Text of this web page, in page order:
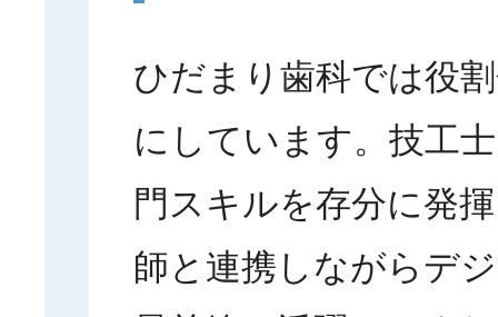
ひだまり歯科では役
にしています。技工
門スキルを存分に発
師と連携しながらデ